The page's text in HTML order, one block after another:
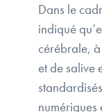
Dans le
indiqué
cérébrale, à
et de salive
numériques